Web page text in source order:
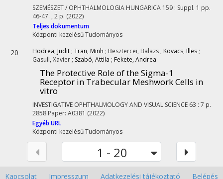
SZEMÉSZET / OPHTHALMOLOGIA HUNGARICA 159 : Suppl. 1 pp.
46-47. , 2 p. (2022)
Teljes dokumentum
Központi kezelésűTudományos
20 Hodrea, Judit ; Tran, Minh ; Besztercei, Balazs ; Kovacs, Illes ;
Gasull, Xavier ; Szabó, Attila ; Fekete, Andrea
The Protective Role of the Sigma-1
Receptor in Trabecular Meshwork Cells in
vitro
INVESTIGATIVE OPHTHALMOLOGY AND VISUAL SCIENCE 63 : 7 p.
2858 Paper: A0381 (2022)
Egyéb URL
Központi kezelésűTudományos
1 - 20
Kapcsolat Impresszum Adatkezelési tájékoztató Belépés